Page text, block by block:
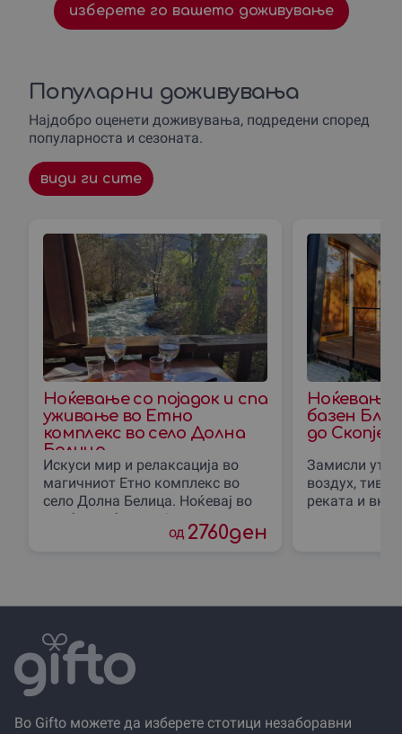
изберете го вашето доживување
Популарни доживувања
Најдобро оценети доживувања, подредени според
популарноста и сезоната.
види ги сите
Ноќевање со појадок и спа
уживање во Етно
комплекс во село Долна
Белица
Искуси мир и релаксација во
магичниот Етно комплекс во
село Долна Белица. Ноќевај во
удобна соба со појадок, користи
го спа центар и уживај
од 2760ден
Ноќевање
базен
до Скопjе
Замисли
воздух,
реката и
Во Gifto можете да изберете стотици незаборавни